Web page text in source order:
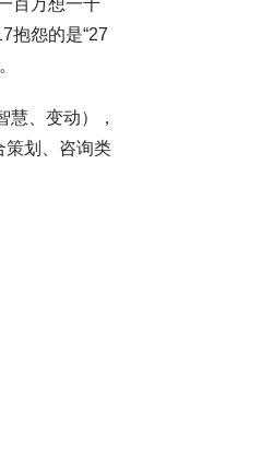
百万想一千
抱怨的是“27
慧、变动），
划、咨询类